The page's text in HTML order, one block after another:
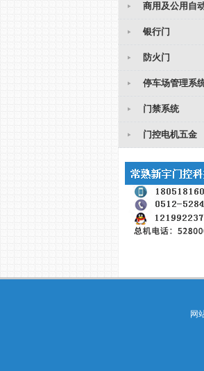
商用及公用自
银行门
防火门
停车场管理系
门禁系统
门控电机五金
网